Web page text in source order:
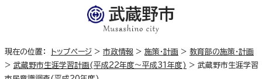
現在の位置： トップページ > 市政情報 > 施策・計画 > 教育部の施策・計画
> 武蔵野市生涯学習計画(平成22年度～平成31年度) > 武蔵野市生涯学習